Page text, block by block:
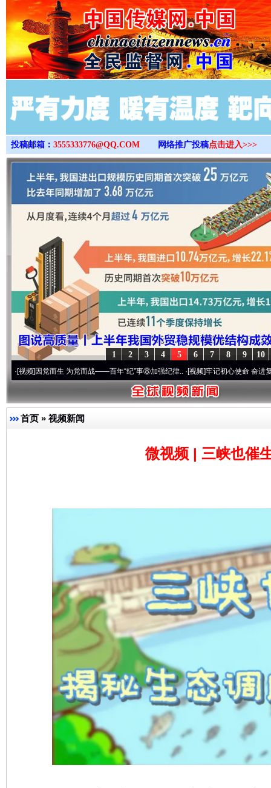
>
投稿邮箱： 3555333776@QQ.COM 网络推广投稿点击进入>>>
10
9
8
7
6
5
4
3
2
1
党而生 为党而战——百年“纪”事⑧加强纪律..·[视频]牢记初心使命 奋进复兴征程丨“
首页 » 视频新闻
微视频 | 三峡也催
完善运行机制助力责任有效落实 一纸欠
东山县通报“牛蛙产品抗生素超标问题” 法
千年窑火 生生不息